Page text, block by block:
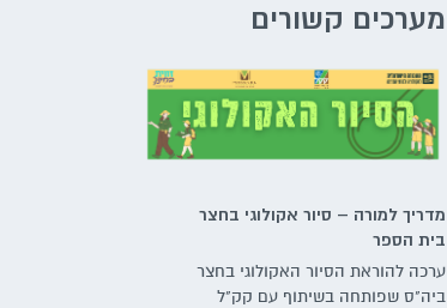
מערכים קשורים
מדריך למורה – סיור אקולוגי בחצר
בית הספר
ערכה להוראת הסיור האקולוגי בחצר
ביה"ס שפותחה בשיתוף עם קק"ל